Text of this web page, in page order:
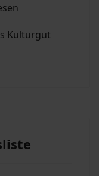
Kulturgut